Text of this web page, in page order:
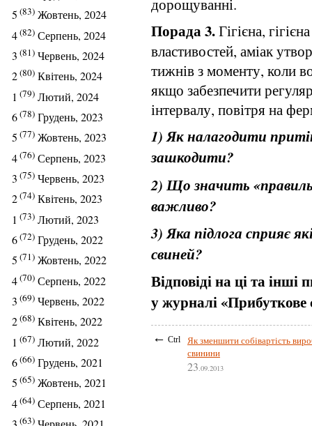
5 (83) Жовтень, 2024
4(82) Серпень, 2024
3 (81) Червень, 2024
2(80) Квітень, 2024
1 (79) Лютий, 2024
6(78) Грудень, 2023
5 (77) Жовтень, 2023
4(76) Серпень, 2023
3 (75) Червень, 2023
2(74) Квітень, 2023
1 (73) Лютий, 2023
6(72) Грудень, 2022
5 (71) Жовтень, 2022
4(70) Серпень, 2022
3 (69) Червень, 2022
2(68) Квітень, 2022
1 (67) Лютий, 2022
6(66) Грудень, 2021
5 (65) Жовтень, 2021
4(64) Серпень, 2021
(63)
Порада 3.Гігієна,
властивостей, аміак
тижнів з моменту, коли
якщо забезпечити
інтервалу, повітря на
1) Як налагодити
зашкодити?
2) Що значить
важливо?
3) Яка підлога сприяє
свиней?
Відповіді на ці та інші
у журналі
← Ctrl
Як зменшити собівартість
свинини
23 .09.2013